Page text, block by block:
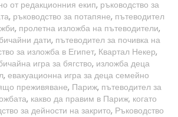
от редакционния екип, ръководство за
, ръководство за потапяне, пътеводител
, пролетна изложба на пътеводители,
дати, пътеводител за почивка на
за изложба в Египет, Квартал Некер,
игра за бягство, изложба деца
, евакуационна игра за деца семейно
преживяване, Париж, пътеводител за
, какво да правим в Париж, когато
за дейности на закрито, Ръководство